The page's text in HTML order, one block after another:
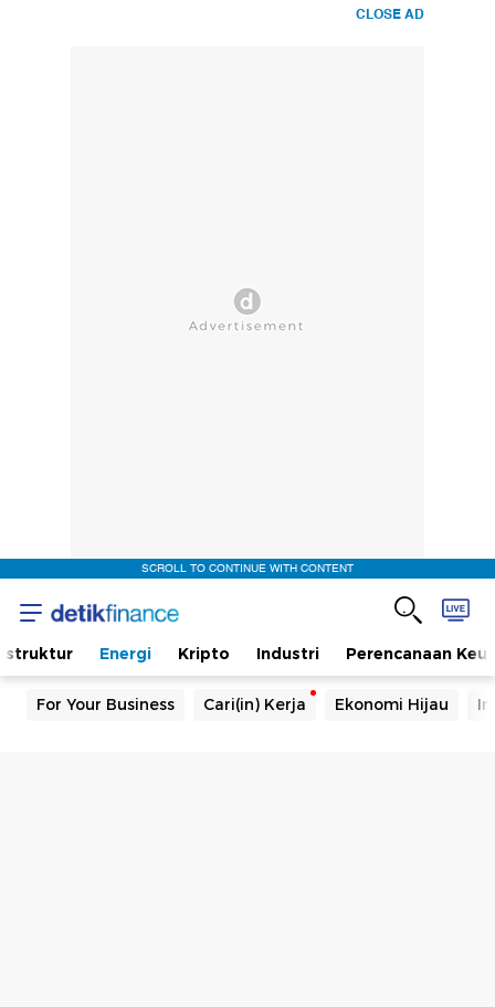
CLOSE AD
SCROLL TO CONTINUE WITH CONTENT
Energi Kripto Industri Perencanaan
For Your Business Cari(in) Kerja Ekonomi Hijau